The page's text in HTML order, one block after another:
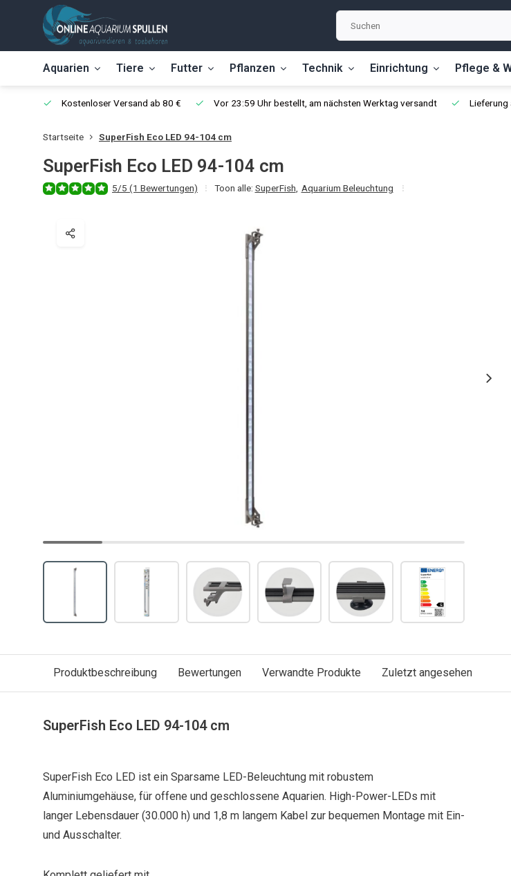
Aquarien Tiere Futter Pflanzen Technik Einrichtung Pflege &
Kostenloser Versand ab 80 € Vor 23:59 Uhr bestellt, am nächsten Werktag versandt Lieferung
Startseite SuperFish Eco LED 94-104 cm
SuperFish Eco LED 94-104 cm
5/5 (1 Bewertungen) Toon alle: SuperFish Aquarium Beleuchtung
Produktbeschreibung Bewertungen Verwandte Produkte Zuletzt angesehen
SuperFish Eco LED 94-104 cm
SuperFish Eco LED ist ein Sparsame LED-Beleuchtung mit robustem
Aluminiumgehäuse, für offene und geschlossene Aquarien. High-Power-LEDs mit
langer Lebensdauer (30.000 h) und 1,8 m langem Kabel zur bequemen Montage mit Ein-
und Ausschalter.